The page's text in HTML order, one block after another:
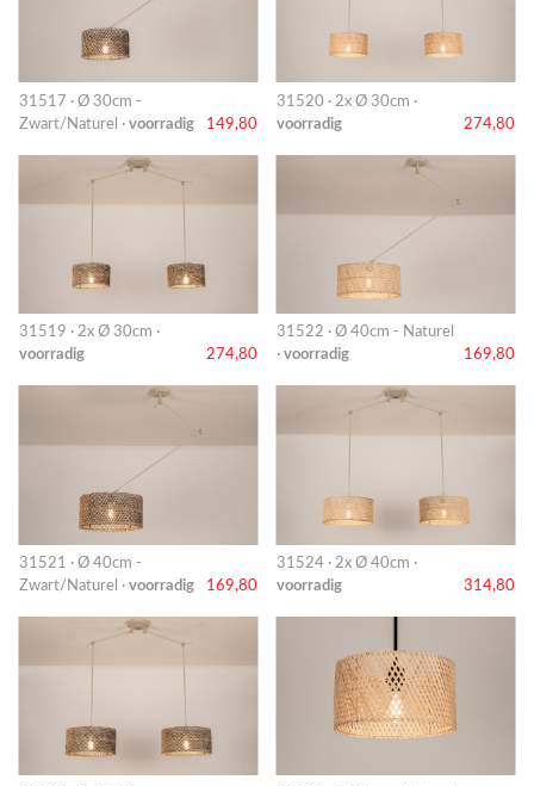
31517 · Ø 30cm -
Zwart/Naturel · voorradig 149,80
31520 · 2x Ø 30cm ·
voorradig
274,80
31519 · 2x Ø 30cm ·
voorradig
274,80
31522 · Ø 40cm - Naturel
· voorradig 169,80
31521 · Ø 40cm -
Zwart/Naturel · voorradig 169,80
31524 · 2x Ø 40cm ·
voorradig
314,80